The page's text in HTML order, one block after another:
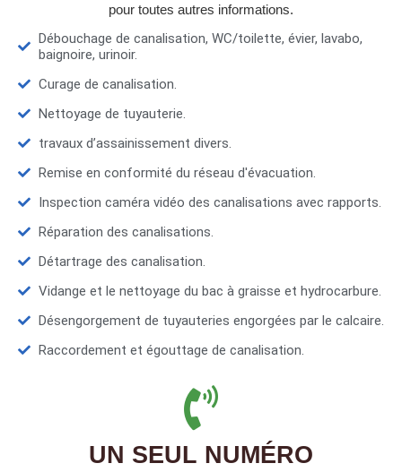
pour toutes autres informations.
Débouchage de canalisation, WC/toilette, évier, lavabo,
baignoire, urinoir.
Curage de canalisation.
Nettoyage de tuyauterie.
travaux d’assainissement divers.
Remise en conformité du réseau d'évacuation.
Inspection caméra vidéo des canalisations avec rapports.
Réparation des canalisations.
Détartrage des canalisation.
Vidange et le nettoyage du bac à graisse et hydrocarbure.
Désengorgement de tuyauteries engorgées par le calcaire.
Raccordement et égouttage de canalisation.
UN SEUL NUMÉRO